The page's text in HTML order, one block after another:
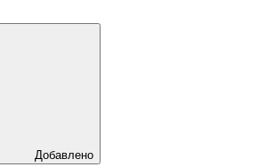
Добавлено